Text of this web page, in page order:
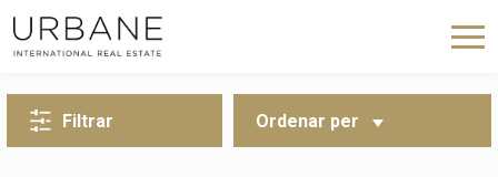
Filtrar Ordenar per